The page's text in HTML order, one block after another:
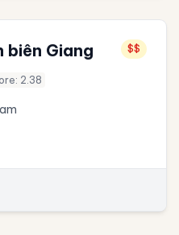
biên Giang $$
2.38